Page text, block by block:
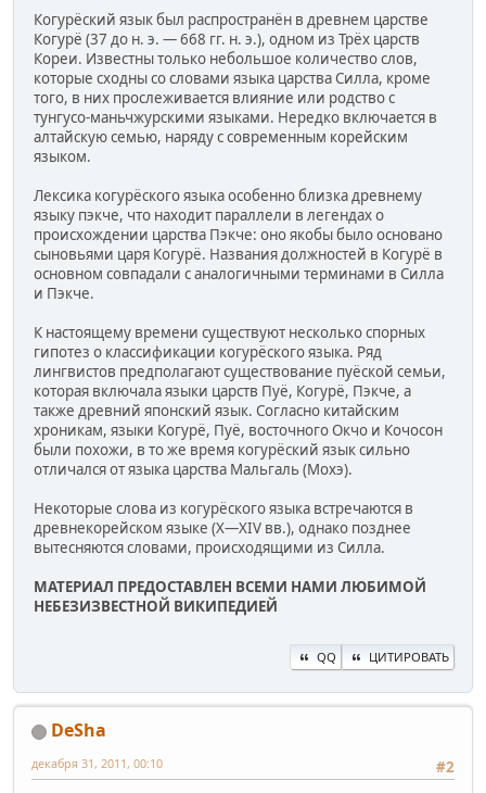
Когурёский язык был распространён в древнем царстве
Когурё (37 до н. э. — 668 гг. н. э.), одном из Трёх царств
Кореи. Известны только небольшое количество слов,
которые сходны со словами языка царства Силла, кроме
того, в них прослеживается влияние или родство с
тунгусо-маньчжурскими языками. Нередко включается в
алтайскую семью, наряду с современным корейским
языком.
Лексика когурёского языка особенно близка древнему
языку пэкче, что находит параллели в легендах о
происхождении царства Пэкче: оно якобы было основано
сыновьями царя Когурё. Названия должностей в Когурё в
основном совпадали с аналогичными терминами в Силла
и Пэкче.
К настоящему времени существуют несколько спорных
гипотез о классификации когурёского языка. Ряд
лингвистов предполагают существование пуёской семьи,
которая включала языки царств Пуё, Когурё, Пэкче, а
также древний японский язык. Согласно китайским
хроникам, языки Когурё, Пуё, восточного Окчо и Кочосон
были похожи, в то же время когурёский язык сильно
отличался от языка царства Мальгаль (Мохэ).
Некоторые слова из когурёского языка встречаются в
древнекорейском языке (X—XIV вв.), однако позднее
вытесняются словами, происходящими из Силла.
МАТЕРИАЛ ПРЕДОСТАВЛЕН ВСЕМИ НАМИ ЛЮБИМОЙ
НЕБЕЗИЗВЕСТНОЙ ВИКИПЕДИЕЙ
QQ ЦИТИРОВАТЬ
DeSha
#2
декабря 31, 2011, 00:10